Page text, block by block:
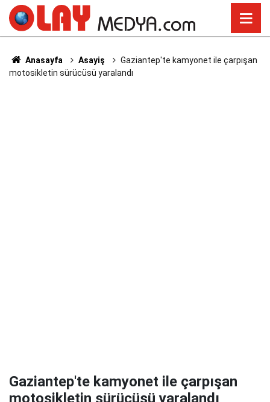
Anasayfa Asayiş
Gaziantep'te kamyonet ile çarpışan
motosikletin sürücüsü yaralandı
Gaziantep'te kamyonet ile çarpışan
motosikletin sürücüsü yaralandı